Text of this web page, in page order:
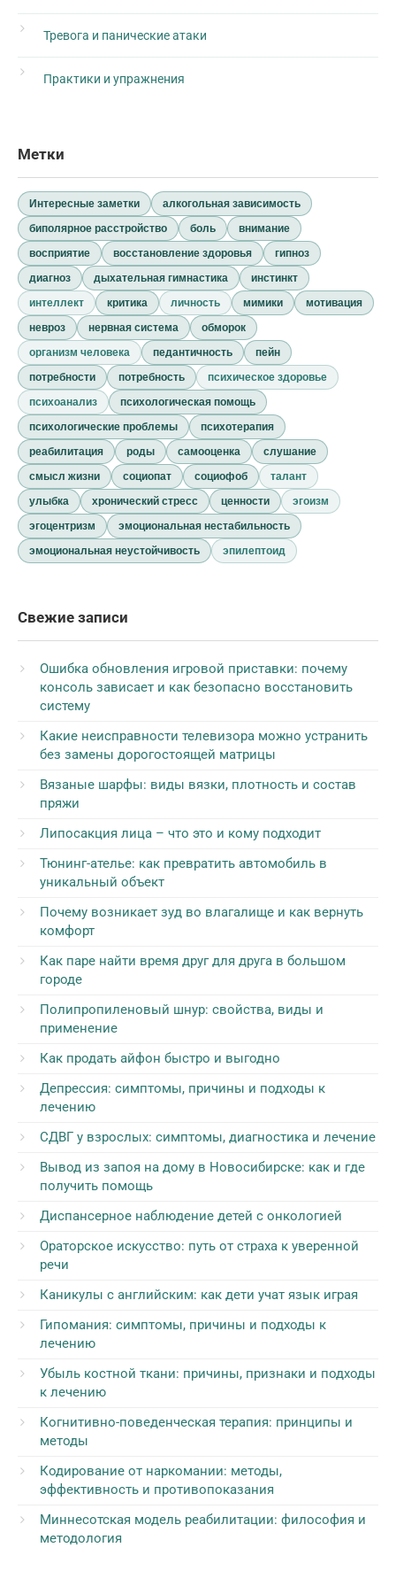
Тревога и панические атаки
Практики и упражнения
Метки
Интересные заметки
алкогольная зависимость
биполярное расстройство
боль
внимание
восприятие
восстановление здоровья
гипноз
диагноз
дыхательная гимнастика
инстинкт
интеллект
критика личность мимики
мотивация
невроз
нервная система
обморок
организм человека
педантичность
пейн
потребности
потребность
психическое здоровье
психоанализ
психологическая помощь
психологические проблемы
психотерапия
реабилитация
роды самооценка
слушание
смысл жизни
социопат социофоб
талант
улыбка
хронический стресс ценности
эгоизм
эгоцентризм
эмоциональная нестабильность
эмоциональная неустойчивость
эпилептоид
Свежие записи
Ошибка обновления игровой приставки: почему
консоль зависает и как безопасно восстановить
систему
Какие неисправности телевизора можно устранить
без замены дорогостоящей матрицы
Вязаные шарфы: виды вязки, плотность и состав
пряжи
Липосакция лица – что это и кому подходит
Тюнинг-ателье: как превратить автомобиль в
уникальный объект
Почему возникает зуд во влагалище и как вернуть
комфорт
Как паре найти время друг для друга в большом
городе
Полипропиленовый шнур: свойства, виды и
применение
Как продать айфон быстро и выгодно
Депрессия: симптомы, причины и подходы к
лечению
СДВГ у взрослых: симптомы, диагностика и лечение
Вывод из запоя на дому в Новосибирске: как и где
получить помощь
Диспансерное наблюдение детей с онкологией
Ораторское искусство: путь от страха к уверенной
речи
Каникулы с английским: как дети учат язык играя
Гипомания: симптомы, причины и подходы к
лечению
Убыль костной ткани: причины, признаки и подходы
к лечению
Когнитивно-поведенческая терапия: принципы и
методы
Кодирование от наркомании: методы,
эффективность и противопоказания
Миннесотская модель реабилитации: философия и
методология